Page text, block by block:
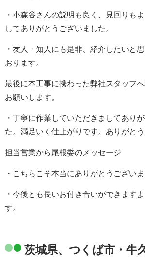
・小森谷さんの説明も良く、見回りも
してありがとうございました。
・友人・知人にも是非、紹介したいと
おります。
最後に本工事に携わった弊社スタッフ
お願いします。
・丁寧に作業していただきましてあり
た。満足いく仕上がりです。ありがとう
担当営業から尾根委のメッセージ
・こちらこそ本当にありがとうございま
・今後とも長いお付き合いができます
す。
茨城県、つくば市・牛